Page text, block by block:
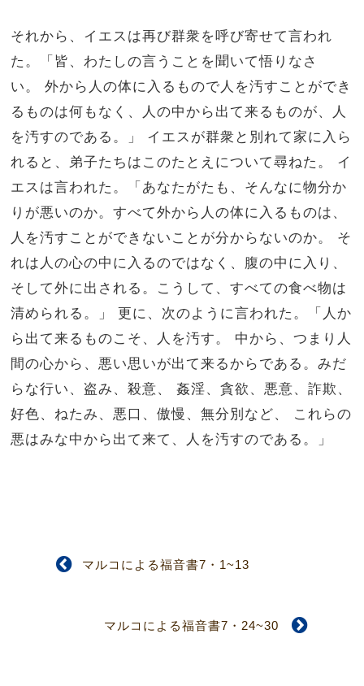
それから、イエスは再び群衆を呼び寄せて言われ
た。「皆、わたしの言うことを聞いて悟りなさ
い。
外から人の体に入るもので人を汚すことができ
るものは何もなく、人の中から出て来るものが、人
を汚すのである。」
イエスが群衆と別れて家に入ら
れると、弟子たちはこのたとえについて尋ねた。
イ
エスは言われた。「あなたがたも、そんなに物分か
りが悪いのか。すべて外から人の体に入るものは、
人を汚すことができないことが分からないのか。
そ
れは人の心の中に入るのではなく、腹の中に入り、
そして外に出される。こうして、すべての食べ物は
清められる。」
更に、次のように言われた。「人か
ら出て来るものこそ、人を汚す。
中から、つまり人
間の心から、悪い思いが出て来るからである。みだ
らな行い、盗み、殺意、
姦淫、貪欲、悪意、詐欺、
好色、ねたみ、悪口、傲慢、無分別など、
これらの
悪はみな中から出て来て、人を汚すのである。」
マルコによる福音書7・1~13
マルコによる福音書7・24~30